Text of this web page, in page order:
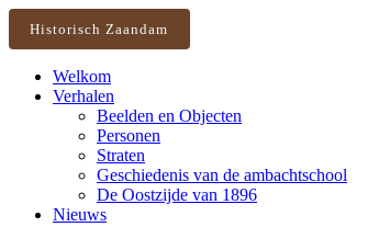
Historisch Zaandam
Welkom
Verhalen
Beelden en Objecten
Personen
Straten
Geschiedenis van de ambachtschool
De Oostzijde van 1896
Nieuws